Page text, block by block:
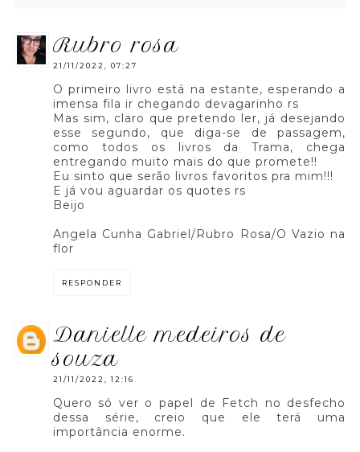
rubro rosa
21/11/2022, 07:27
O primeiro livro está na estante, esperando a
imensa fila ir chegando devagarinho rs
Mas sim, claro que pretendo ler, já desejando
esse segundo, que diga-se de passagem,
como todos os livros da Trama, chega
entregando muito mais do que promete!!
Eu sinto que serão livros favoritos pra mim!!!
E já vou aguardar os quotes rs
Beijo
Angela Cunha Gabriel/Rubro Rosa/O Vazio na
flor
RESPONDER
danielle medeiros de
souza
21/11/2022, 12:16
Quero só ver o papel de Fetch no desfecho
dessa série, creio que ele terá uma
importância enorme.